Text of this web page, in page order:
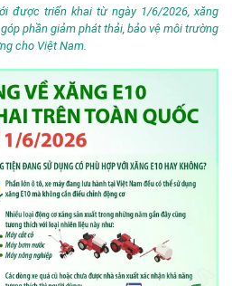
được triển khai từ ngày 1/6/2026, xăng
phần giảm phát thải, bảo vệ môi trường
cho Việt Nam.